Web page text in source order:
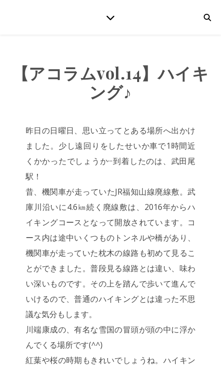
【アコラムvol.14】ハイキ
ング♪
昨日の日曜日、思い立ってとある場所へ出かけ
ました。少し遠回りをしたせいか車で1時間近
くかかったでしょうか···到着したのは、武田尾
駅！
昔、機関車が走っていたJR福知山線廃線敷。武
庫川沿いに4.6㎞続く廃線敷は、2016年からハ
イキングコースとなって開放されています。コ
ース内は途中いくつものトンネルや橋があり、
機関車が走っていた枕木の線路も初めて見るこ
とができました。普段見る線路とは違い、味わ
い深いものです。その上を踏んで歩いて進んで
いけるので、普通のハイキングとは違った不思
議な気分もします。
川端康成の、有名な雪国の冒頭が頭の中に浮か
んでくる場所です(^^)
紅葉や桜の時期もきれいでしょうね。ハイキン